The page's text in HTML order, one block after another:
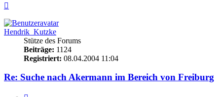
Hendrik_Kutzke
Stütze des Forums
Beiträge: 1124
Registriert: 08.04.2004 11:04
Re: Suche nach Akermann im Bereich von Freiburg